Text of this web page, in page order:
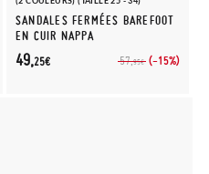
SANDALES FERMÉES BAREFOOT
EN CUIR NAPPA
57,95€ (-15%)
49,25€